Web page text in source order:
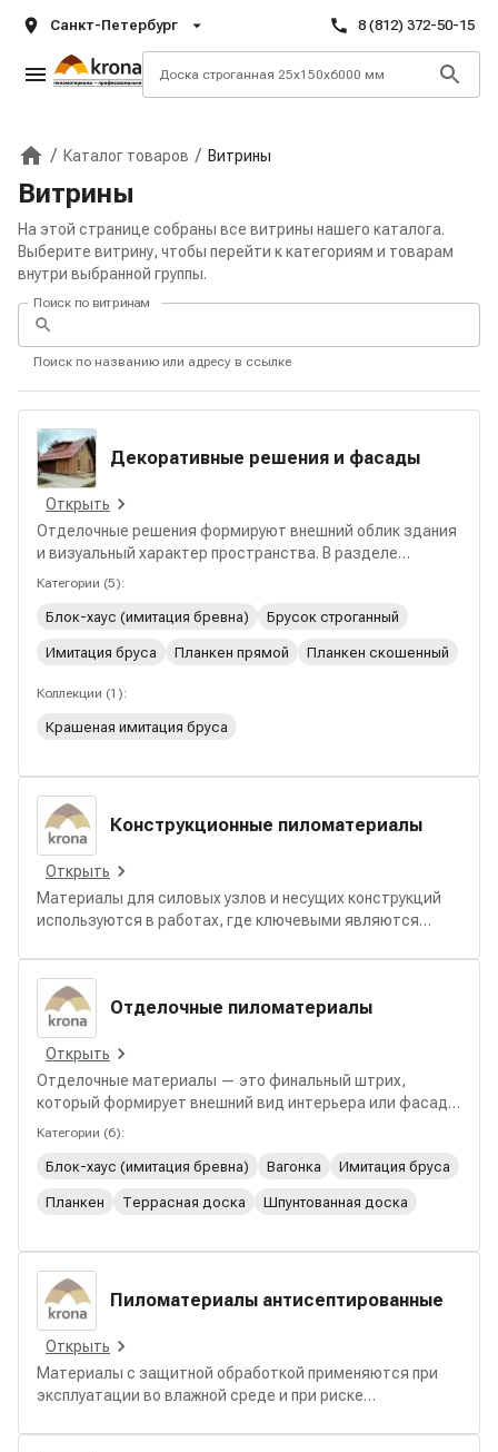
Санкт-Петербург 8 (812) 372-50-15
Главная
/ Каталог товаров / Витрины
Витрины
На этой странице собраны все витрины нашего каталога.
Выберите витрину, чтобы перейти к категориям и товарам
внутри выбранной группы.
Поиск по витринам
Поиск по названию или адресу в ссылке
Декоративные решения и фасады
Открыть
Отделочные решения формируют внешний облик здания
и визуальный характер пространства. В разделе
собраны материалы для облицовки стен и фасадов,
геометрией, удобным монтажом и возможностью
финишной обработки.
Категории (5):
Блок-хаус (имитация бревна) Брусок строганный
Имитация бруса Планкен прямой Планкен скошенный
Коллекции (1 ):
Крашеная имитация бруса
Конструкционные пиломатериалы
Открыть
Материалы для силовых узлов и несущих конструкций
используются в работах, где ключевыми являются
решения для каркасов, перекрытий, стропильных
систем, обрешётки и других элементов, формирующих
основу здания.Отделочные пиломатериалы
Открыть
Отделочные материалы — это финальный штрих,
который формирует внешний вид интерьера или фасада
и напрямую влияет на комфорт, долговечность и
представлены изделия из натуральной древесины и на
различиями по профилю, сорту и типу обработки,
Категории (6):
Блок-хаус (имитация бревна) Вагонка Имитация бруса
Планкен Террасная доска Шпунтованная доска
Пиломатериалы антисептированные
Открыть
Материалы с защитной обработкой применяются при
эксплуатации во влажной среде и при риске
наружных работ и вспомогательных конструкций с